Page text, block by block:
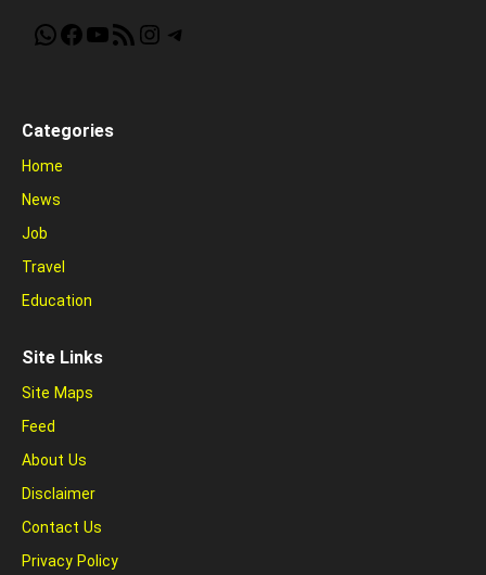
WhatsApp
Facebook
YouTube
RSS FeedInstagram
Telegram
Categories
Home
News
Job
Travel
Education
Site Links
Site Maps
Feed
About Us
Disclaimer
Contact Us
Privacy Policy